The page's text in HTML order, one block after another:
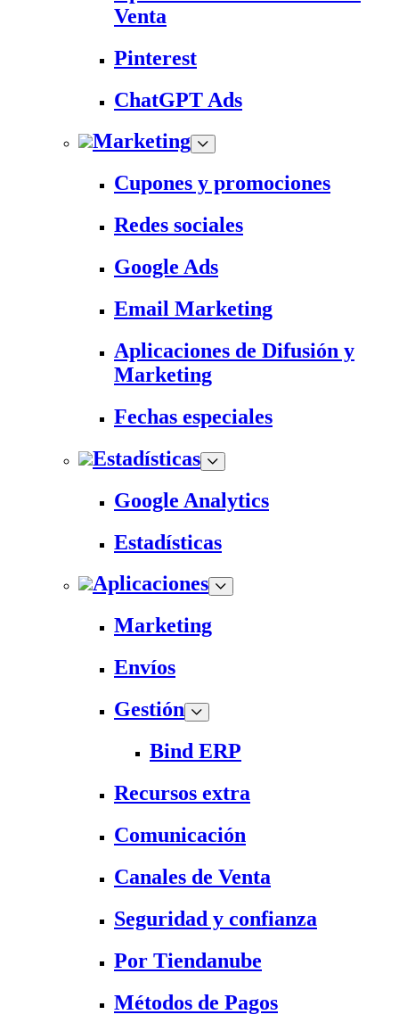
Venta
Pinterest
ChatGPT Ads
Marketing
Cupones y promociones
Redes sociales
Google Ads
Email Marketing
Aplicaciones de Difusión y
Marketing
Fechas especiales
Estadísticas
Google Analytics
Estadísticas
Aplicaciones
Marketing
Envíos
Gestión
Bind ERP
Recursos extra
Comunicación
Canales de Venta
Seguridad y confianza
Por Tiendanube
Métodos de Pagos